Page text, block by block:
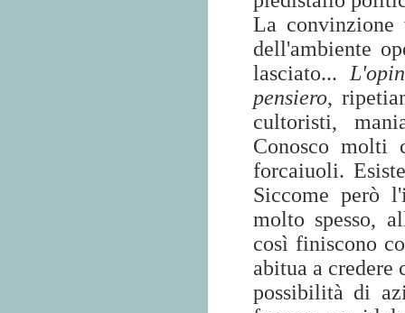
La convinzione
dell'ambiente
lasciato...
pensiero,
cultoristi,
Conosco
forcaiuoli.
Siccome però
molto spesso,
così finiscono
abitua a credere
possibilità di